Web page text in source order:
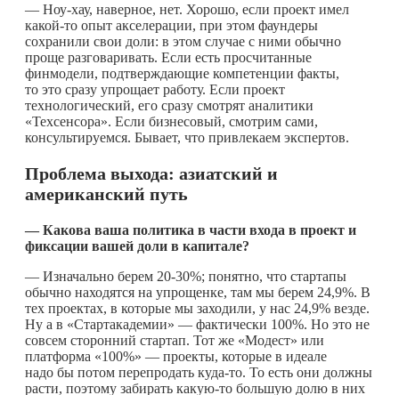
— Ноу-хау, наверное, нет. Хорошо, если проект имел
какой-то опыт акселерации, при этом фаундеры
сохранили свои доли: в этом случае с ними обычно
проще разговаривать. Если есть просчитанные
финмодели, подтверждающие компетенции факты,
то это сразу упрощает работу. Если проект
технологический, его сразу смотрят аналитики
«Техсенсора». Если бизнесовый, смотрим сами,
консультируемся. Бывает, что привлекаем экспертов.
Проблема выхода: азиатский и
американский путь
— Какова ваша политика в части входа в проект и
фиксации вашей доли в капитале?
— Изначально берем 20-30%; понятно, что стартапы
обычно находятся на упрощенке, там мы берем 24,9%. В
тех проектах, в которые мы заходили, у нас 24,9% везде.
Ну а в «Стартакадемии» — фактически 100%. Но это не
совсем сторонний стартап. Тот же «Модест» или
платформа «100%» — проекты, которые в идеале
надо бы потом перепродать куда-то. То есть они должны
расти, поэтому забирать какую-то большую долю в них